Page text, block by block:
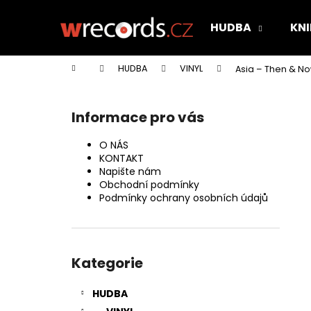
HUDBA
Domů HUDBA VINYL Asia – Then &
Informace pro vás
O NÁS
KONTAKT
Napište nám
Obchodní podmínky
Podmínky ochrany osobních údajů
kategorie
Kategorie
HUDBA
í
Zpět
do
Zpět
do